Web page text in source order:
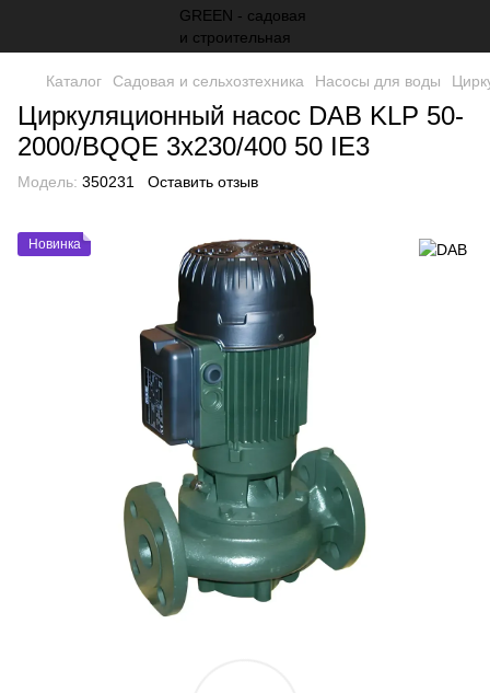
Каталог Садовая и сельхозтехника Насосы для воды
Циркуляционный насос DAB KLP 50-
2000/BQQE 3x230/400 50 IE3
Модель: 350231 Оставить отзыв
Новинка